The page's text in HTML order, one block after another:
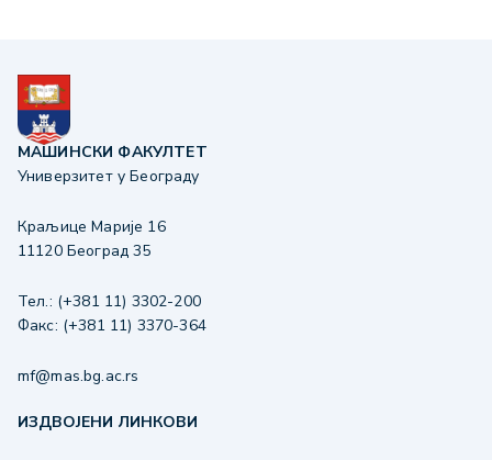
МАШИНСКИ ФАКУЛТЕТ
Универзитет у Београду
Краљице Марије 16
11120 Београд 35
Тел.: (+381 11) 3302-200
Факс: (+381 11) 3370-364
mf@mas.bg.ac.rs
ИЗДВОЈЕНИ ЛИНКОВИ